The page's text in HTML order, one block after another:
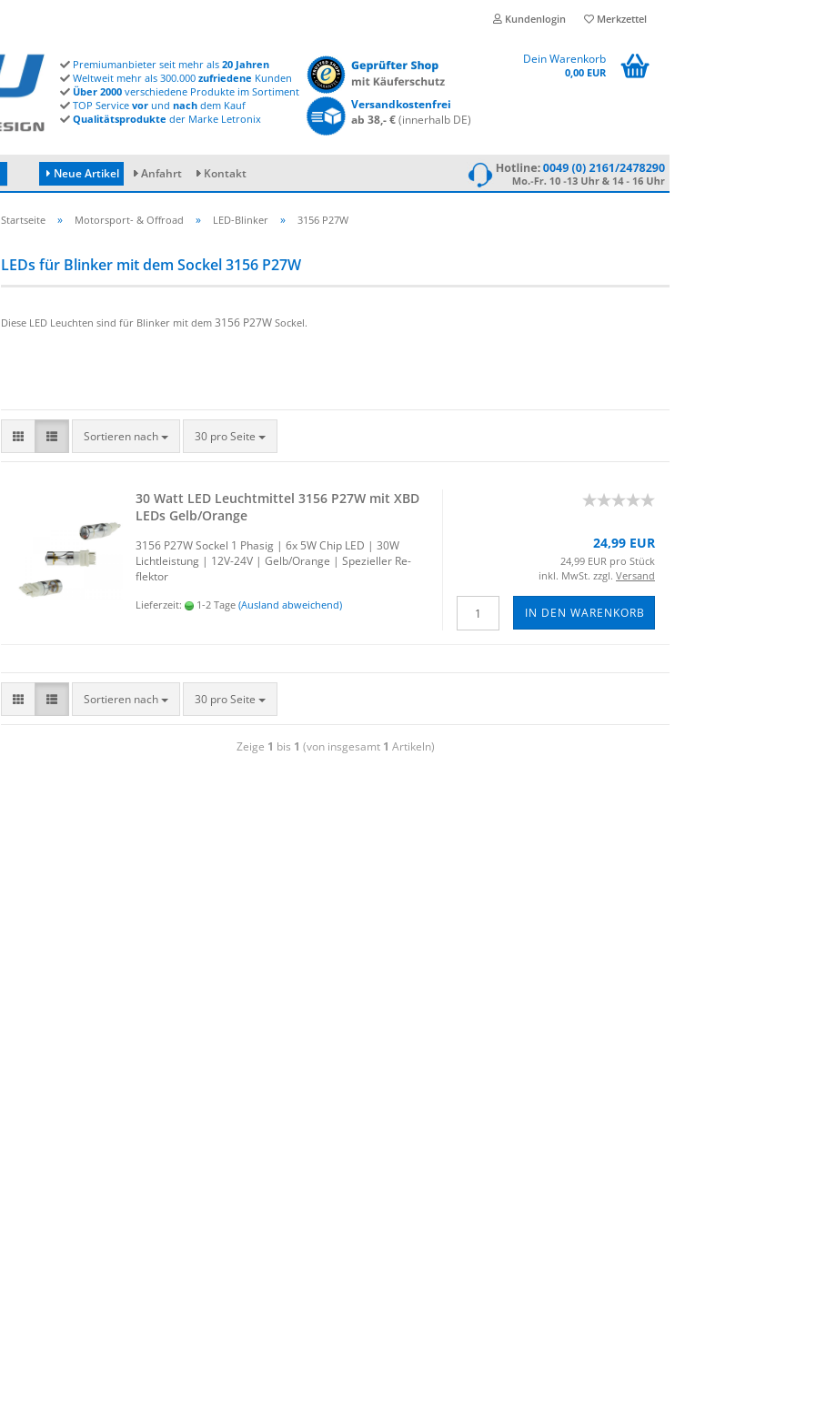
Kundenlogin Merkzettel
Premiumanbieter seit mehr als 20 Jahren
Weltweit mehr als 300.000 zufriedene Kunden
Über 2000 verschiedene Produkte im Sortiment
TOP Service vor und nach dem Kauf
Qualitätsprodukte der Marke Letronix
Versandkostenfrei
ab 38,- €(innerhalb DE)
Dein Warenkorb
0,00 EUR
Neue Artikel Anfahrt Kontakt
Startseite » Motorsport- & Offroad » LED-Blinker » 3156 P27W
LEDs für Blinker mit dem Sockel 3156 P27W
Diese LED Leuchten sind für Blinker mit dem 3156 P27W Sockel.
Sortieren nach 30 pro Seite
30 Watt LED Leucht­mit­tel 3156 P27W mit XBD
LEDs Gelb/Oran­ge
3156 P27W So­ckel 1 Pha­sig | 6x 5W Chip LED | 30W
Licht­leis­tung | 12V-​24V | Gelb/Oran­ge | Spe­zi­el­ler Re­
flek­tor
Lieferzeit: 1-2 Tage (Ausland abweichend)
24,99 EUR
24,99 EUR pro Stück
inkl. MwSt. zzgl. Versand
IN DEN WARENKORB
Sortieren nach 30 pro Seite
Zeige 1 bis 1 (von insgesamt 1 Artikeln)